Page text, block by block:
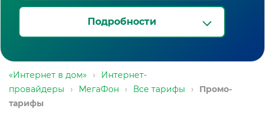
Подробности
«Интернет в дом» ›
Интернет-
провайдеры
› МегаФон › Все тарифы ›
Промо-
тарифы